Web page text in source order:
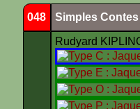
048 Simples
Rudyard